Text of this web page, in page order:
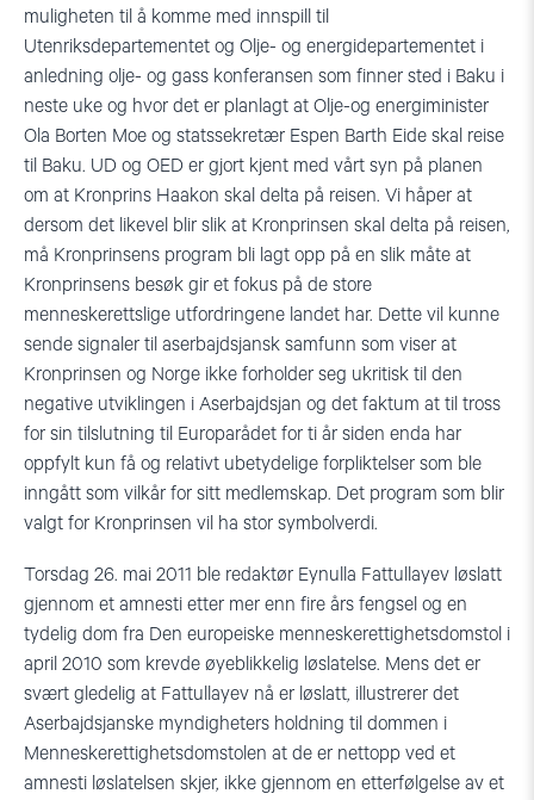
muligheten til å komme med innspill til
Utenriksdepartementet og Olje- og energidepartementet i
anledning olje- og gass konferansen som finner sted i Baku i
neste uke og hvor det er planlagt at Olje-og energiminister
Ola Borten Moe og statssekretær Espen Barth Eide skal reise
til Baku. UD og OED er gjort kjent med vårt syn på planen
om at Kronprins Haakon skal delta på reisen. Vi håper at
dersom det likevel blir slik at Kronprinsen skal delta på reisen,
må Kronprinsens program bli lagt opp på en slik måte at
Kronprinsens besøk gir et fokus på de store
menneskerettslige utfordringene landet har. Dette vil kunne
sende signaler til aserbajdsjansk samfunn som viser at
Kronprinsen og Norge ikke forholder seg ukritisk til den
negative utviklingen i Aserbajdsjan og det faktum at til tross
for sin tilslutning til Europarådet for ti år siden enda har
oppfylt kun få og relativt ubetydelige forpliktelser som ble
inngått som vilkår for sitt medlemskap. Det program som blir
valgt for Kronprinsen vil ha stor symbolverdi.
Torsdag 26. mai 2011 ble redaktør Eynulla Fattullayev løslatt
gjennom et amnesti etter mer enn fire års fengsel og en
tydelig dom fra Den europeiske menneskerettighetsdomstol i
april 2010 som krevde øyeblikkelig løslatelse. Mens det er
svært gledelig at Fattullayev nå er løslatt, illustrerer det
Aserbajdsjanske myndigheters holdning til dommen i
Menneskerettighetsdomstolen at de er nettopp ved et
amnesti løslatelsen skjer, ikke gjennom en etterfølgelse av et